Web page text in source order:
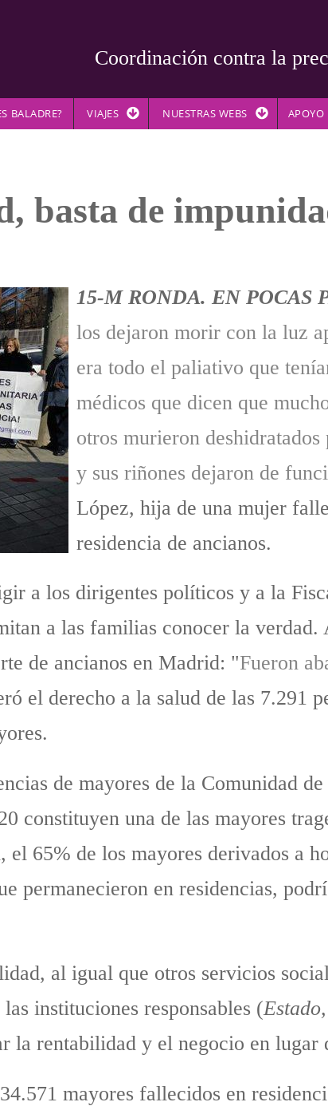
Coordinación contra la
BALADRE? VIAJES NUESTRAS WEBS APOYO
basta de
15-M RONDA. EN POCAS
los dejaron morir con la luz
era todo el paliativo que
médicos que dicen que
otros murieron
y sus riñones dejaron de
López, hija de una mujer
residencia de ancianos.
a los dirigentes políticos y a la
a las familias conocer la
de ancianos en Madrid: "Fueron
el derecho a la salud de las 7.291
de mayores de la Comunidad
constituyen una de las mayores
65% de los mayores derivados a
permanecieron en residencias,
al igual que otros servicios
instituciones responsables (
la rentabilidad y el negocio en lugar
mayores fallecidos en